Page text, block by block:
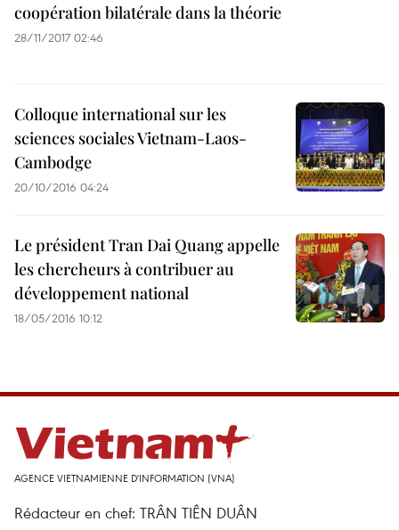
coopération bilatérale dans la théorie
28/11/2017 02:46
Colloque international sur les
sciences sociales Vietnam-Laos-
Cambodge
20/10/2016 04:24
Le président Tran Dai Quang appelle
les chercheurs à contribuer au
développement national
18/05/2016 10:12
AGENCE VIETNAMIENNE D'INFORMATION (VNA)
Rédacteur en chef: TRÂN TIÊN DUÂN